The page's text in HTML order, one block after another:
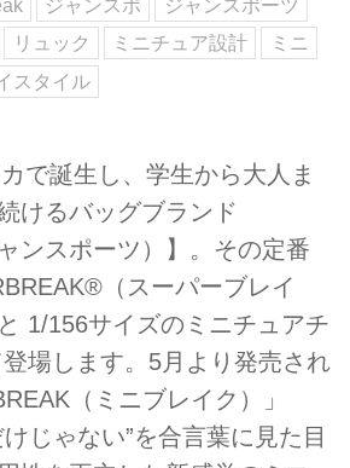
ジャンスポ
ジャンスポーツ
リュック ミニチュア設計
ミニ
スタイル
で誕生し、学生から大人ま
けるバッグブランド
ンスポーツ）】。その定番
（スーパーブレイ
1/156サイズのミニチュアチ
場します。5月より発売され
（ミニブレイク）」
じゃない”を合言葉に見た目